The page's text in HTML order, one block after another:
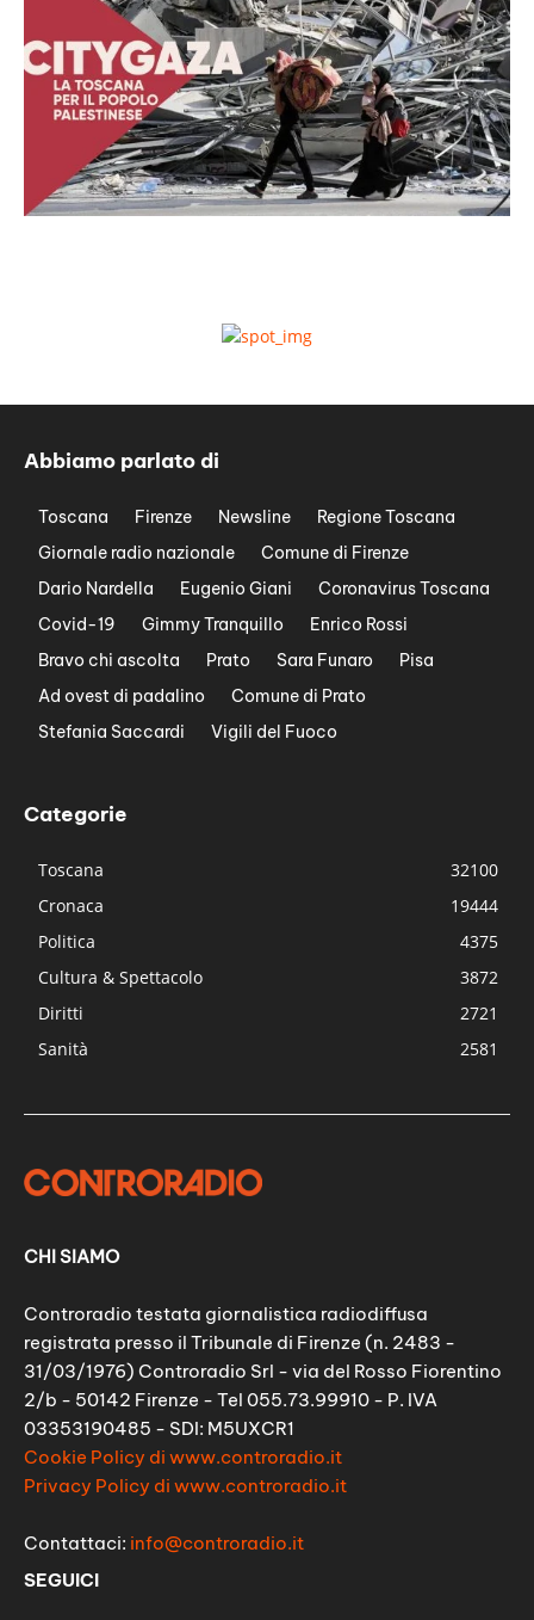
Abbiamo parlato di
Toscana Firenze Newsline
Regione Toscana
Giornale radio nazionale
Comune di Firenze
Dario Nardella
Eugenio Giani
Coronavirus Toscana
Covid-19
Gimmy Tranquillo
Enrico Rossi
Bravo chi ascolta
Prato Sara Funaro
Pisa
Ad ovest di padalino
Comune di Prato
Stefania Saccardi
Vigili del Fuoco
Categorie
Toscana
32100
Cronaca
19444
Politica
4375
Cultura & Spettacolo
3872
Diritti
2721
Sanità
2581
CHI SIAMO
Controradio testata giornalistica radiodiffusa
registrata presso il Tribunale di Firenze (n. 2483 -
31/03/1976) Controradio Srl - via del Rosso Fiorentino
2/b - 50142 Firenze - Tel 055.73.99910 - P. IVA
03353190485 - SDI: M5UXCR1
Cookie Policy di www.controradio.it
Privacy Policy di www.controradio.it
Contattaci: info@controradio.it
SEGUICI